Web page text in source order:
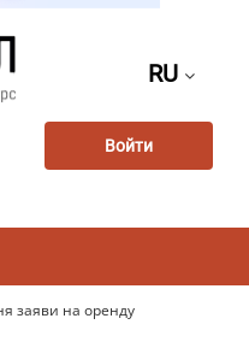
RU
Войти
заяви на оренду